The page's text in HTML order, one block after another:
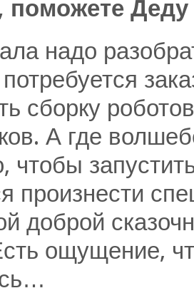
поможете
надо
сборку
А где
чтобы
произнести
доброй
ощущение,